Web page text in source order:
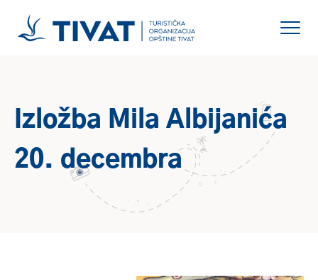
Izložba Mila Albijanića
20. decembra